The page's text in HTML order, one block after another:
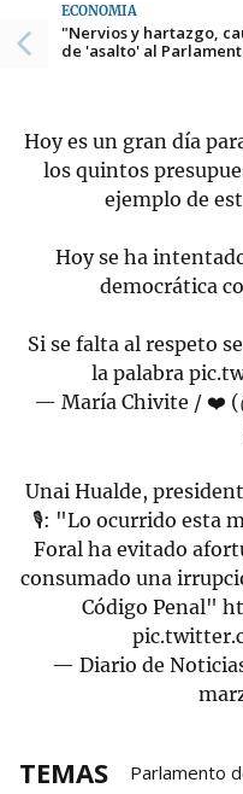
ECONOMÍA
"Nervios y hartazgo,
de 'asalto' al
Hoy es un gran día
los quintos
ejemplo de
Hoy se ha
democrática
Si se falta al respeto
la palabra
— María Chivite / ❤️
Unai Hualde,
🎙️: "Lo ocurrido esta
Foral ha evitado
consumado una
Código Penal"
— Diario de
TEMAS Parlamento